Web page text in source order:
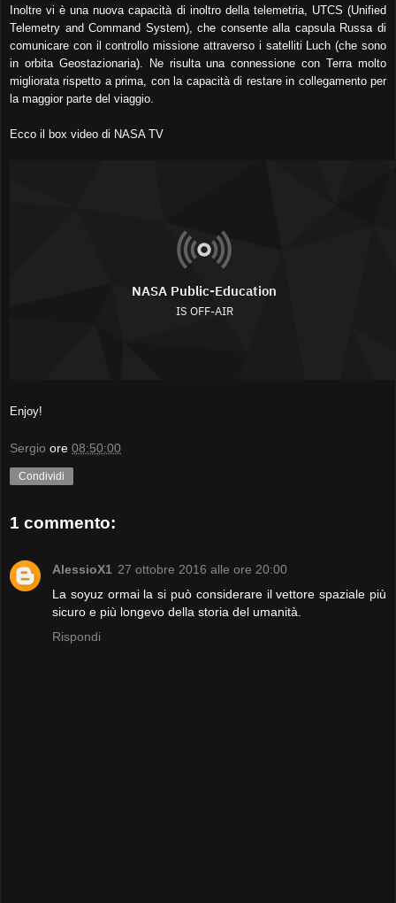
Inoltre vi è una nuova capacità di inoltro della telemetria, UTCS (Unified
Telemetry and Command System), che consente alla capsula Russa di
comunicare con il controllo missione attraverso i satelliti Luch (che sono
in orbita Geostazionaria). Ne risulta una connessione con Terra molto
migliorata rispetto a prima, con la capacità di restare in collegamento per
la maggior parte del viaggio.
Ecco il box video di NASA TV
Enjoy!
Sergio ore 08:50:00
Condividi
1 commento:
AlessioX1 27 ottobre 2016 alle ore 20:00
La soyuz ormai la si può considerare il vettore spaziale più
sicuro e più longevo della storia del umanità.
Rispondi